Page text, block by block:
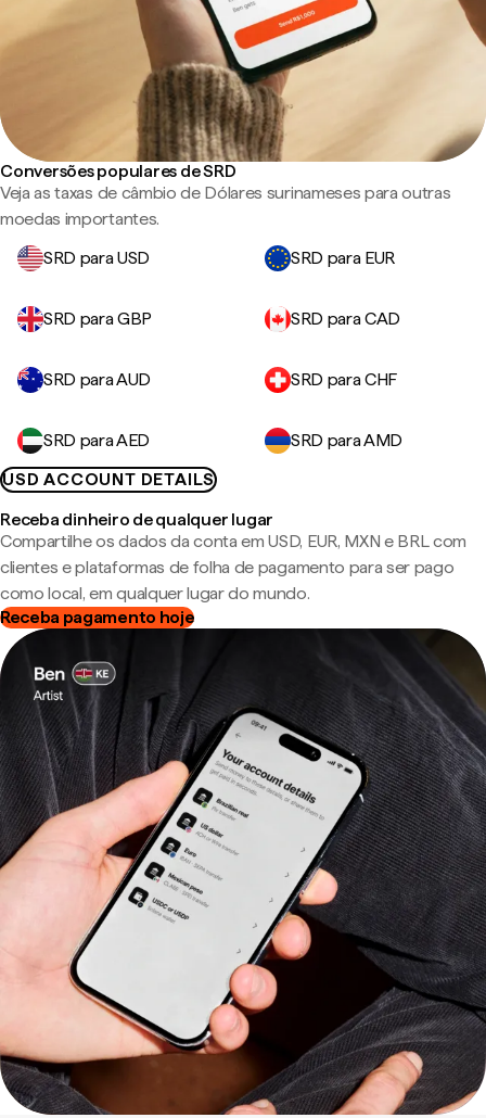
Conversões populares de SRD
Veja as taxas de câmbio de Dólares surinameses para outras
moedas importantes.
SRD para USD
SRD para EUR
SRD para GBP SRD para CAD
SRD para AUD SRD para CHF
SRD para AED
SRD para AMD
USD ACCOUNT DETAILS
Receba dinheiro de qualquer lugar
Compartilhe os dados da conta em USD, EUR, MXN e BRL com
clientes e plataformas de folha de pagamento para ser pago
como local, em qualquer lugar do mundo.
Receba pagamento hoje